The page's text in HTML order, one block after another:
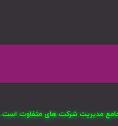
جامع مدیریت شرکت های متفاوت است.